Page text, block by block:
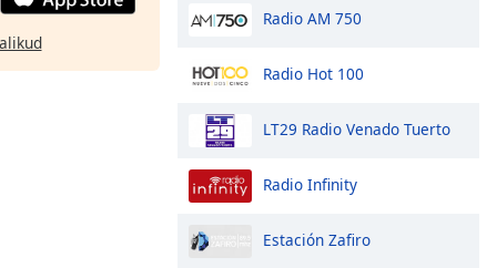
Radio AM 750
Radio Hot 100
LT29 Radio Venado Tuerto
Radio Infinity
Estación Zafiro